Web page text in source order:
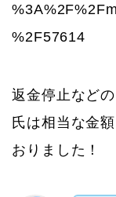
%2F57614
返金停止など
氏は相当な金
おりました！